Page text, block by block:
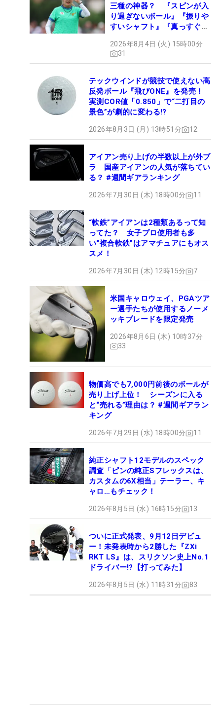
三種の神器？ 『スピンが入
り過ぎないボール』『振りや
すいシャフト』『真っすぐ飛
セッティング
2026年8月4日 (火) 15時00分
31
テックウインドが競技で使えない高
反発ボール『飛びONE』を発売！
実測COR値「0.850」で“二打目の
景色”が劇的に変わる!?
2026年8月3日 (月) 13時51分 12
アイアン売り上げの半数以上が外ブ
ラ 国産アイアンの人気が落ちてい
る？ #週間ギアランキング
2026年7月30日 (木) 18時00分 11
“軟鉄”アイアンは2種類あるって知
ってた？ 女子プロ使用者も多
い“複合軟鉄”はアマチュアにもオス
スメ！
2026年7月30日 (木) 12時15分 7
米国キャロウェイ、PGAツア
ー選手たちが使用するノーメ
ッキブレードを限定発売
2026年8月6日 (木) 10時37分
33
物価高でも7,000円前後のボールが
売り上げ上位！ シーズンに入る
と“売れる”理由は？ #週間ギアラン
キング
2026年7月29日 (水) 18時00分 11
純正シャフト12モデルのスペック
調査「ピンの純正Sフレックスは、
カスタムの6X相当」テーラー、キ
ャロ…もチェック！
2026年8月5日 (水) 16時15分 13
ついに正式発表、9月12日デビュ
ー！未発表時から2勝した『ZXi
RKT LS』は、スリクソン史上No.1
ドライバー!?【打ってみた】
2026年8月5日 (水) 11時31分 83